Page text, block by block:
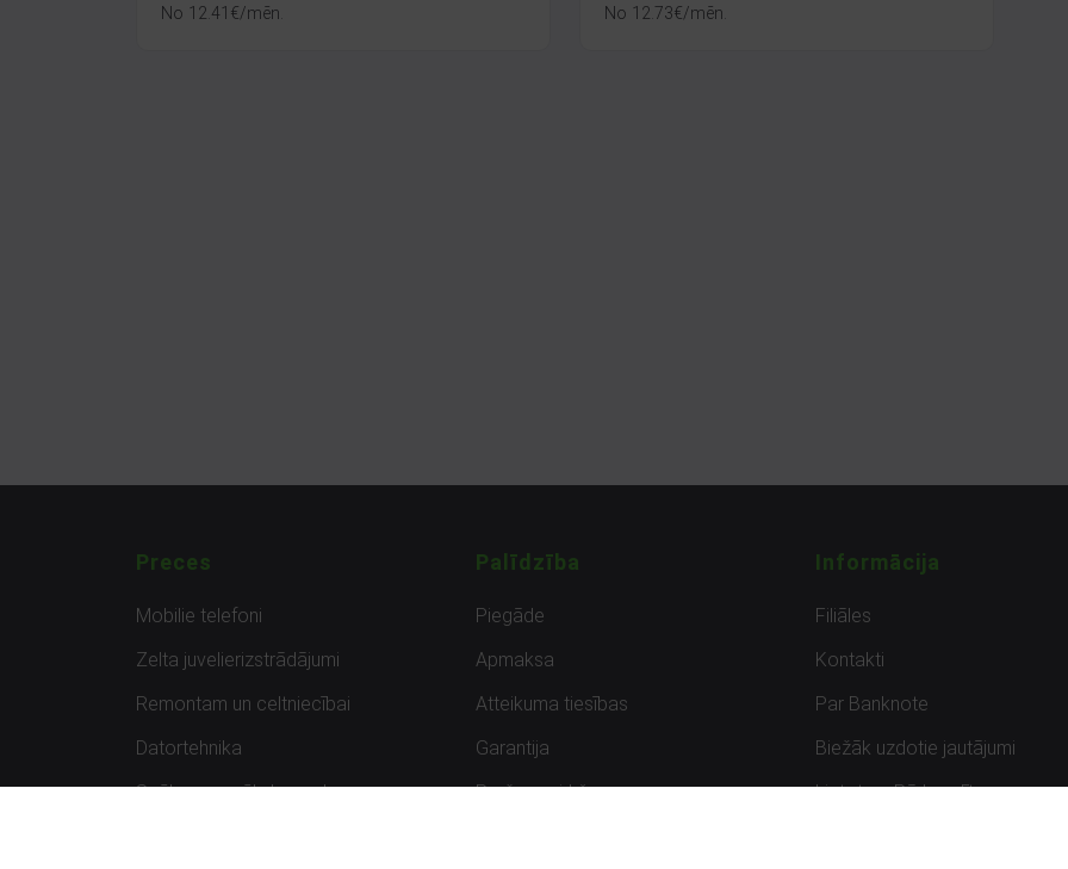
No 12.41 €/mēn. No 12.73€/mēn.
Preces
Mobilie telefoni
Zelta juvelierizstrādājumi
Remontam un celtniecībai
Datortehnika
Spēles un spēļu konsoles
Palīdzība
Piegāde
Apmaksa
Atteikuma tiesības
Garantija
Preču uzpirkšana
Informācija
Filiāles
Kontakti
Par Banknote
Biežāk uzdotie jautājumi
Lietots – Pārbaudīts